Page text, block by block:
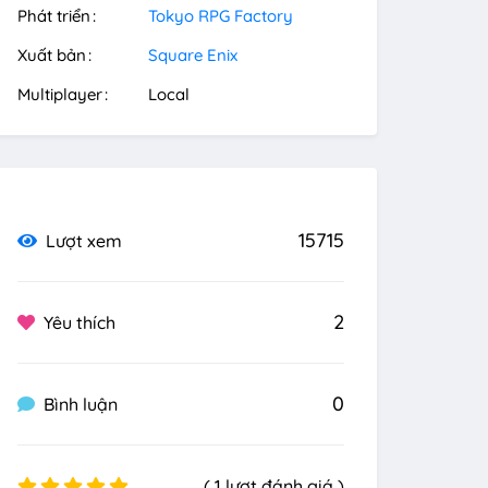
Phát triển
Tokyo RPG Factory
Xuất bản
Square Enix
Multiplayer
Local
Lượt xem 15715
Yêu thích 2
Bình luận 0